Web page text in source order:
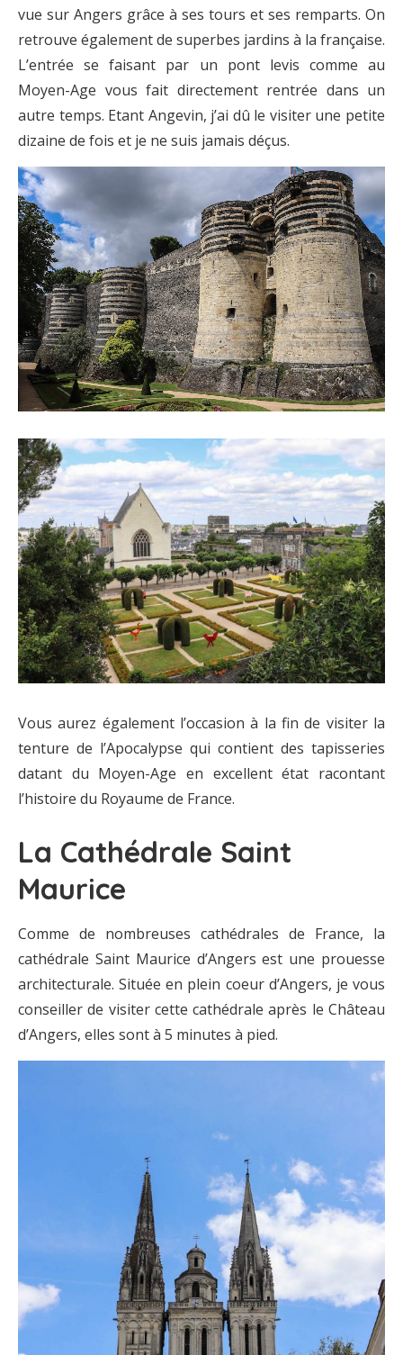
vue sur Angers grâce à ses tours et ses remparts. On
retrouve également de superbes jardins à la française.
L’entrée se faisant par un pont levis comme au
Moyen-Age vous fait directement rentrée dans un
autre temps. Etant Angevin, j’ai dû le visiter une petite
dizaine de fois et je ne suis jamais déçus.
Vous aurez également l’occasion à la fin de visiter la
tenture de l’Apocalypse qui contient des tapisseries
datant du Moyen-Age en excellent état racontant
l’histoire du Royaume de France.
La Cathédrale Saint
Maurice
Comme de nombreuses cathédrales de France, la
cathédrale Saint Maurice d’Angers est une prouesse
architecturale. Située en plein coeur d’Angers, je vous
conseiller de visiter cette cathédrale après le Château
d’Angers, elles sont à 5 minutes à pied.